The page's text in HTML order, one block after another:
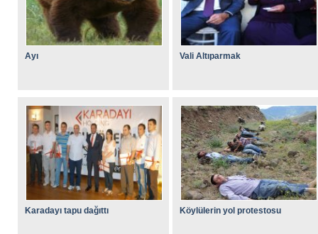
Ayı Vali Altıparmak
Karadayı tapu dağıttı Köylülerin yol protestosu